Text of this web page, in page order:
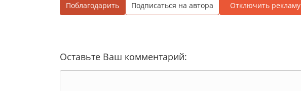
Поблагодарить Подписаться на автора Отключить рекламу
Оставьте Ваш комментарий: